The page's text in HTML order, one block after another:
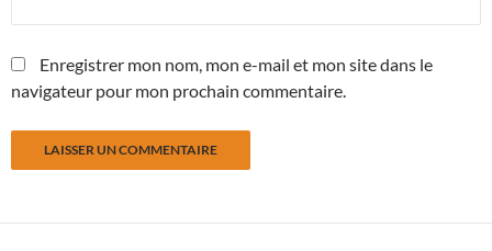
Enregistrer mon nom, mon e-mail et mon site dans le
navigateur pour mon prochain commentaire.